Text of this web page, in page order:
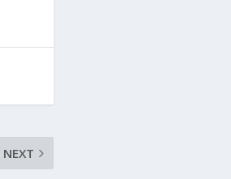
NEXT